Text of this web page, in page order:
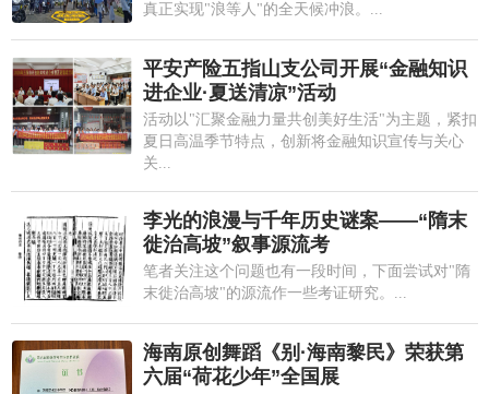
真正实现"浪等人"的全天候冲浪。...
平安产险五指山支公司开展“金融知识
进企业·夏送清凉”活动
活动以"汇聚金融力量共创美好生活"为主题，紧扣
夏日高温季节特点，创新将金融知识宣传与关心
关...
李光的浪漫与千年历史谜案——“隋末
徙治高坡”叙事源流考
笔者关注这个问题也有一段时间，下面尝试对"隋
末徙治高坡"的源流作一些考证研究。...
海南原创舞蹈《别·海南黎民》荣获第
六届“荷花少年”全国展